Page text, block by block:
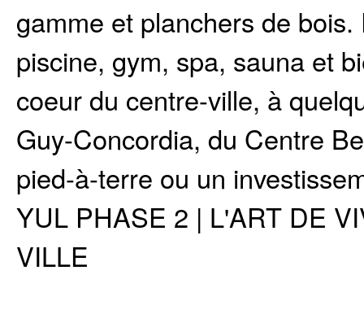
gamme et planchers de
piscine, gym, spa, sauna et
coeur du centre-ville, à
Guy-Concordia, du Centre
pied-à-terre ou un
YUL PHASE 2 | L'ART DE
VILLE